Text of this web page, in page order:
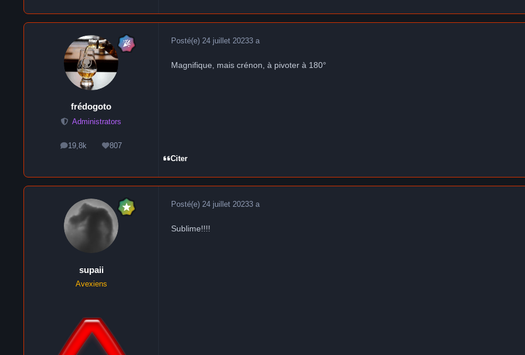
frédogoto
Administrators
19,8k
messages807
Réputation
Posté(e) 24 juillet 20233 a
Magnifique, mais crénon, à pivoter à 180°
Citer
supaii
Avexiens
Posté(e) 24 juillet 20233 a
Sublime!!!!